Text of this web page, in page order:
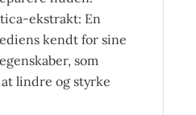
ekstrakt: En
kendt for sine
som
lindre og styrke